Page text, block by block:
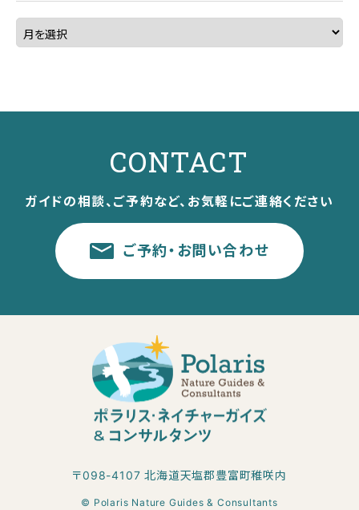
CONTACT
ガイドの相談、ご予約など、お気軽にご連絡ください
ご予約・お問い合わせ
〒098-4107 北海道天塩郡豊富町稚咲内
© Polaris Nature Guides & Consultants